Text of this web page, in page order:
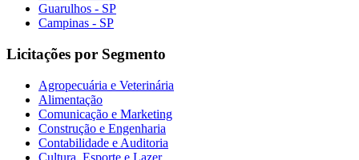
Guarulhos - SP
Campinas - SP
Licitações por Segmento
Agropecuária e Veterinária
Alimentação
Comunicação e Marketing
Construção e Engenharia
Contabilidade e Auditoria
Cultura, Esporte e Lazer